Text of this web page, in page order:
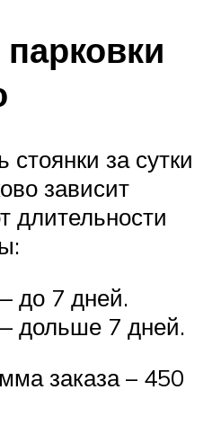
стоянки за сутки
зависит
длительности
до 7 дней.
дольше 7 дней.
заказа – 450